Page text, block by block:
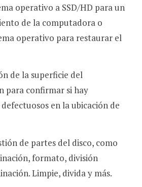
operativo a SSD/HD para un
de la computadora o
operativo para restaurar el
de la superficie del
para confirmar si hay
en la ubicación de
de partes del disco, como
formato, división
Limpie, divida y más.